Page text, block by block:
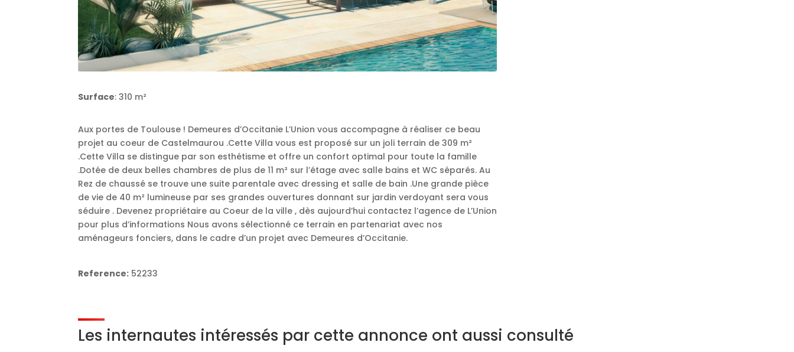
Surface: 310 m²
Aux portes de Toulouse ! Demeures d’Occitanie L’Union vous accompagne à réaliser ce beau
projet au coeur de Castelmaurou .Cette Villa vous est proposé sur un joli terrain de 309 m²
.Cette Villa se distingue par son esthétisme et offre un confort optimal pour toute la famille
.Dotée de deux belles chambres de plus de 11 m² sur l’étage avec salle bains et WC séparés. Au
Rez de chaussé se trouve une suite parentale avec dressing et salle de bain .Une grande pièce
de vie de 40 m² lumineuse par ses grandes ouvertures donnant sur jardin verdoyant sera vous
séduire . Devenez propriétaire au Coeur de la ville , dès aujourd’hui contactez l’agence de L’Union
pour plus d’informations Nous avons sélectionné ce terrain en partenariat avec nos
aménageurs fonciers, dans le cadre d’un projet avec Demeures d’Occitanie.
Reference: 52233
Les internautes intéressés par cette annonce ont aussi consulté